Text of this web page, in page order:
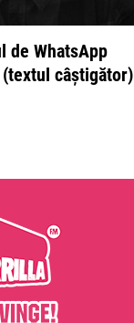
de WhatsApp
câștigător)